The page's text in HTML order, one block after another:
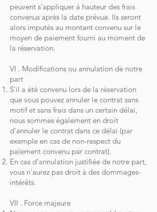
peuvent s'appliquer à hauteur des frais
convenus après la date prévue. Ils seront
alors imputés au montant convenu sur le
moyen de paiement fourni au moment de
la réservation.
VI . Modifications ou annulation de notre
part
S'il a été convenu lors de la réservation
que vous pouvez annuler le contrat sans
motif et sans frais dans un certain délai,
nous sommes également en droit
d'annuler le contrat dans ce délai (par
exemple en cas de non-respect du
paiement convenu par contrat).
En cas d'annulation justifiée de notre part,
vous n'aurez pas droit à des dommages-
intérêts.
VII . Force majeure